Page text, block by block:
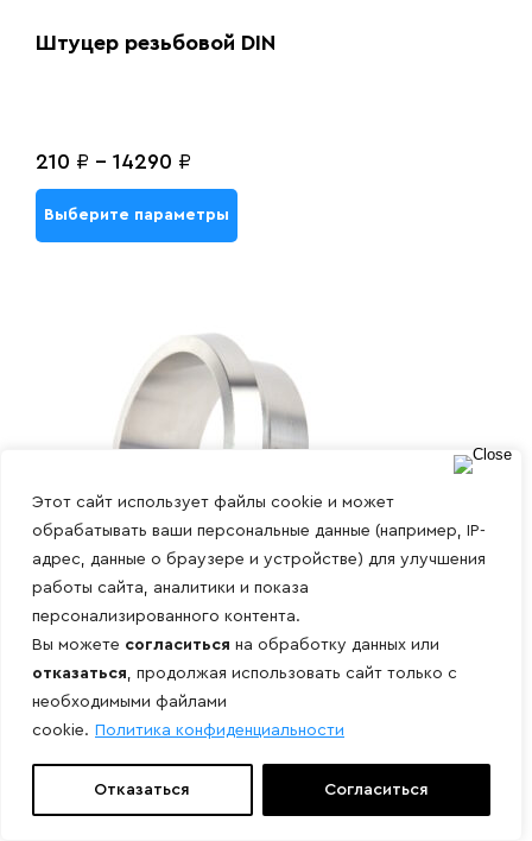
Этот сайт использует файлы cookie и может
обрабатывать ваши персональные данные (например, IP-
адрес, данные о браузере и устройстве) для улучшения
работы сайта, аналитики и показа
персонализированного контента.
Вы можете согласиться на обработку данных или
отказаться, продолжая использовать сайт только с
необходимыми файлами
cookie. Политика конфиденциальности
Отказаться Согласиться
Штуцер резьбовой DIN
210 ₽ - 14290 ₽
Выберите параметры
Штуцер конический DIN